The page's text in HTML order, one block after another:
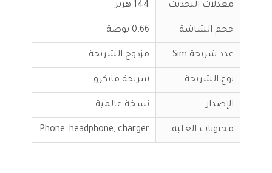
معدلات التحديث 144 هرتز
حجم الشاشة 0.66 بوصة
عدد شريحة Sim مزدوج الشريحة
نوع الشريحة شريحة مايكرو
الإصدار نسخة عالمية
محتويات العلبة Phone, headphone, charger